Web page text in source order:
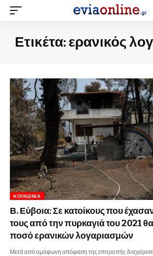
Ετικέτα: ερανικός
ΚΟΙΝΩΝΊΑ
Β. Εύβοια: Σε κατοίκους που
τους από την πυρκαγιά του 2021 θα
ποσό ερανικών λογαριασμών
Μετά από ομόφωνη απόφαση της επιτροπής